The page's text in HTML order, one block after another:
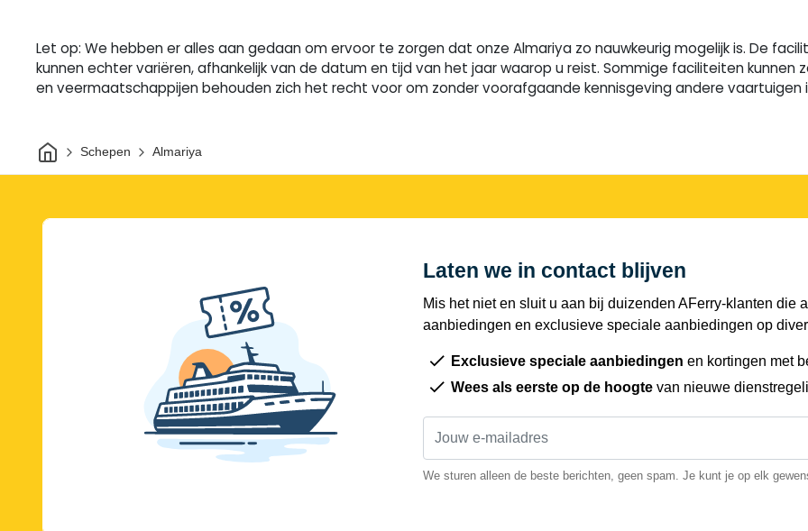
Let op: We hebben er alles aan gedaan om ervoor te zorgen dat onze Almariya zo nauwkeurig mogelijk is. De
kunnen echter variëren, afhankelijk van de datum en tijd van het jaar waarop u reist. Sommige faciliteiten
en veermaatschappijen behouden zich het recht voor om zonder voorafgaande kennisgeving andere vaartuigen
ThuisSchepen Almariya
Laten we in contact blijven
Mis het niet en sluit u aan bij duizenden AFerry-klanten die
aanbiedingen en exclusieve speciale aanbiedingen op
Exclusieve speciale aanbiedingen en kortingen met
Wees als eerste op de hoogte van nieuwe
We sturen alleen de beste berichten, geen spam. Je kunt je op elk